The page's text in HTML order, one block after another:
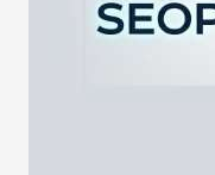
theo cảm xúc, hãy đặt